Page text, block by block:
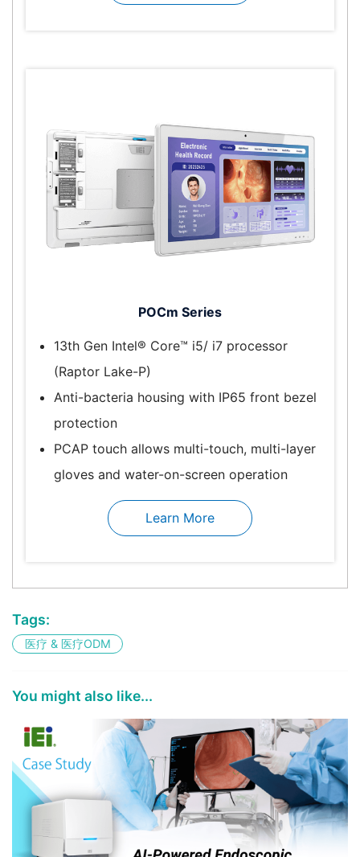
POCm Series
13th Gen Intel® Core™ i5/ i7 processor
(Raptor Lake-P)
Anti-bacteria housing with IP65 front bezel
protection
PCAP touch allows multi-touch, multi-layer
gloves and water-on-screen operation
Learn More
Tags:
医疗 & 医疗ODM
You might also like...